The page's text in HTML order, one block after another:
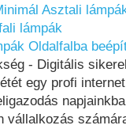
Asztali
lámpák
Oldalfalba
- Digitális
egy profi
vállalkozás